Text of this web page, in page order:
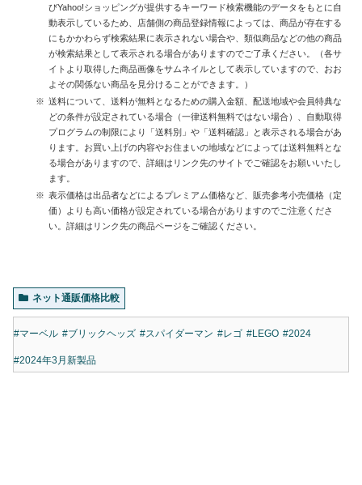
びYahoo!ショッピングが提供するキーワード検索機能のデータをもとに自
動表示しているため、店舗側の商品登録情報によっては、商品が存在する
にもかかわらず検索結果に表示されない場合や、類似商品などの他の商品
が検索結果として表示される場合がありますのでご了承ください。（各サ
イトより取得した商品画像をサムネイルとして表示していますので、おお
よその関係ない商品を見分けることができます。）
送料について、送料が無料となるための購入金額、配送地域や会員特典な
どの条件が設定されている場合（一律送料無料ではない場合）、自動取得
プログラムの制限により「送料別」や「送料確認」と表示される場合があ
ります。お買い上げの内容やお住まいの地域などによっては送料無料とな
る場合がありますので、詳細はリンク先のサイトでご確認をお願いいたし
ます。
表示価格は出品者などによるプレミアム価格など、販売参考小売価格（定
価）よりも高い価格が設定されている場合がありますのでご注意くださ
い。詳細はリンク先の商品ページをご確認ください。
ネット通販価格比較
#マーベル #ブリックヘッズ #スパイダーマン #レゴ #LEGO #2024
#2024年3月新製品